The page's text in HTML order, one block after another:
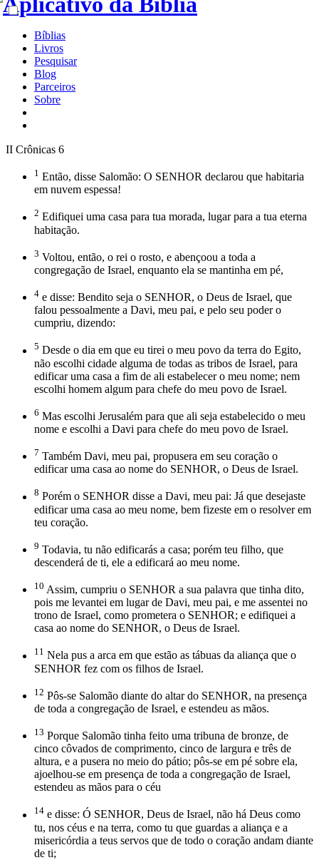
Bíblias
Livros
Pesquisar
Blog
Parceiros
Sobre
II Crônicas 6
1 Então, disse Salomão: O SENHOR declarou que habitaria
em nuvem espessa!
2 Edifiquei uma casa para tua morada, lugar para a tua eterna
habitação.
3 Voltou, então, o rei o rosto, e abençoou a toda a
congregação de Israel, enquanto ela se mantinha em pé,
4 e disse: Bendito seja o SENHOR, o Deus de Israel, que
falou pessoalmente a Davi, meu pai, e pelo seu poder o
cumpriu, dizendo:
5 Desde o dia em que eu tirei o meu povo da terra do Egito,
não escolhi cidade alguma de todas as tribos de Israel, para
edificar uma casa a fim de ali estabelecer o meu nome; nem
escolhi homem algum para chefe do meu povo de Israel.
6 Mas escolhi Jerusalém para que ali seja estabelecido o meu
nome e escolhi a Davi para chefe do meu povo de Israel.
7 Também Davi, meu pai, propusera em seu coração o
edificar uma casa ao nome do SENHOR, o Deus de Israel.
8 Porém o SENHOR disse a Davi, meu pai: Já que desejaste
edificar uma casa ao meu nome, bem fizeste em o resolver em
teu coração.
9 Todavia, tu não edificarás a casa; porém teu filho, que
descenderá de ti, ele a edificará ao meu nome.
10 Assim, cumpriu o SENHOR a sua palavra que tinha dito,
pois me levantei em lugar de Davi, meu pai, e me assentei no
trono de Israel, como prometera o SENHOR; e edifiquei a
casa ao nome do SENHOR, o Deus de Israel.
11 Nela pus a arca em que estão as tábuas da aliança que o
SENHOR fez com os filhos de Israel.
12 Pôs-se Salomão diante do altar do SENHOR, na presença
de toda a congregação de Israel, e estendeu as mãos.
13 Porque Salomão tinha feito uma tribuna de bronze, de
cinco côvados de comprimento, cinco de largura e três de
altura, e a pusera no meio do pátio; pôs-se em pé sobre ela,
ajoelhou-se em presença de toda a congregação de Israel,
estendeu as mãos para o céu
14 e disse: Ó SENHOR, Deus de Israel, não há Deus como
tu, nos céus e na terra, como tu que guardas a aliança e a
misericórdia a teus servos que de todo o coração andam diante
de ti;